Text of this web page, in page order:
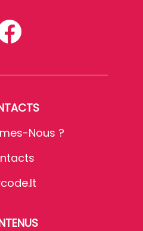
Nous ?